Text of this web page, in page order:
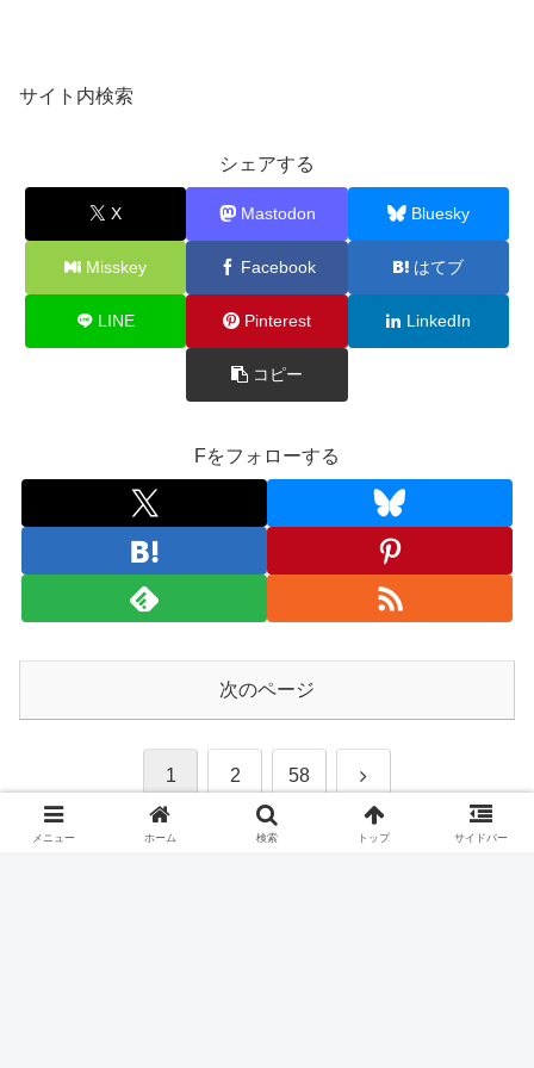
サイト内検索
シェアする
X Mastodon Bluesky
Misskey Facebook はてブ
LINE Pinterest LinkedIn
コピー
Fをフォローする
次のページ
1 2 58 次
へ
メニュー ホーム 検索 トップ サイドバー